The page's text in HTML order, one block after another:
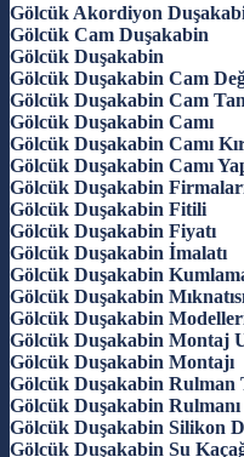
Gölcük Akordiyon
Gölcük Cam Duşakabin
Gölcük Duşakabin
Gölcük Duşakabin Cam
Gölcük Duşakabin Cam
Gölcük Duşakabin Camı
Gölcük Duşakabin Camı
Gölcük Duşakabin Camı
Gölcük Duşakabin
Gölcük Duşakabin Fitili
Gölcük Duşakabin Fiyatı
Gölcük Duşakabin İmalatı
Gölcük Duşakabin
Gölcük Duşakabin
Gölcük Duşakabin
Gölcük Duşakabin Montaj
Gölcük Duşakabin Montajı
Gölcük Duşakabin Rulman
Gölcük Duşakabin Rulmanı
Gölcük Duşakabin Silikon
Gölcük Duşakabin Su